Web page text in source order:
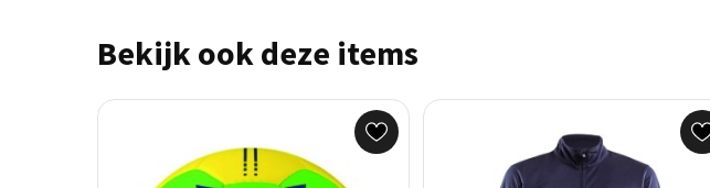
Bekijk ook deze items